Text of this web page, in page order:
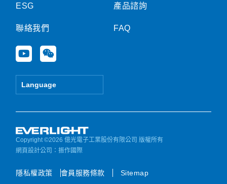
ESG
聯絡我們
Y
o
u
e
W
e
i
Language
產品諮詢
FAQ
Copyright ©2026 億光電子工業股份有限公司 版權所有
網頁設計公司 ：振作國際
隱私權政策 會員服務條款 Sitemap